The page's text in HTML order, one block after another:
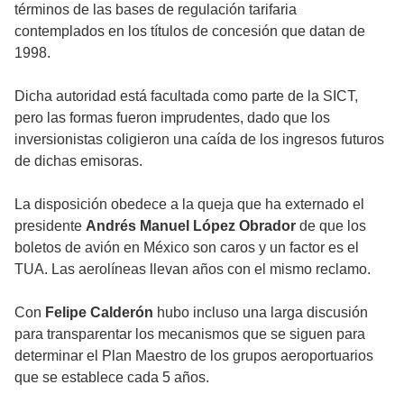
términos de las bases de regulación tarifaria
contemplados en los títulos de concesión que datan de
1998.
Dicha autoridad está facultada como parte de la SICT,
pero las formas fueron imprudentes, dado que los
inversionistas coligieron una caída de los ingresos futuros
de dichas emisoras.
La disposición obedece a la queja que ha externado el
presidente Andrés Manuel López Obrador de que los
boletos de avión en México son caros y un factor es el
TUA. Las aerolíneas llevan años con el mismo reclamo.
Con Felipe Calderón hubo incluso una larga discusión
para transparentar los mecanismos que se siguen para
determinar el Plan Maestro de los grupos aeroportuarios
que se establece cada 5 años.